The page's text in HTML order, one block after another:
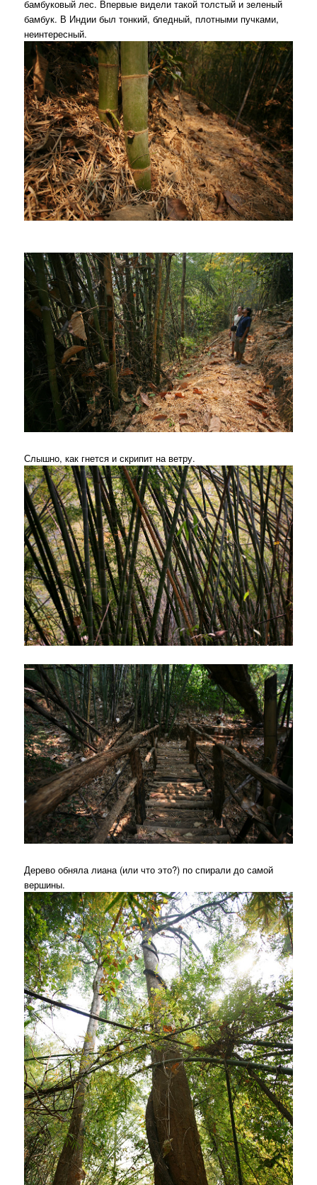
бамбуковый лес. Впервые видели такой толстый и зеленый
бамбук. В Индии был тонкий, бледный, плотными пучками,
неинтересный.
Слышно, как гнется и скрипит на ветру.
Дерево обняла лиана (или что это?) по спирали до самой
вершины.